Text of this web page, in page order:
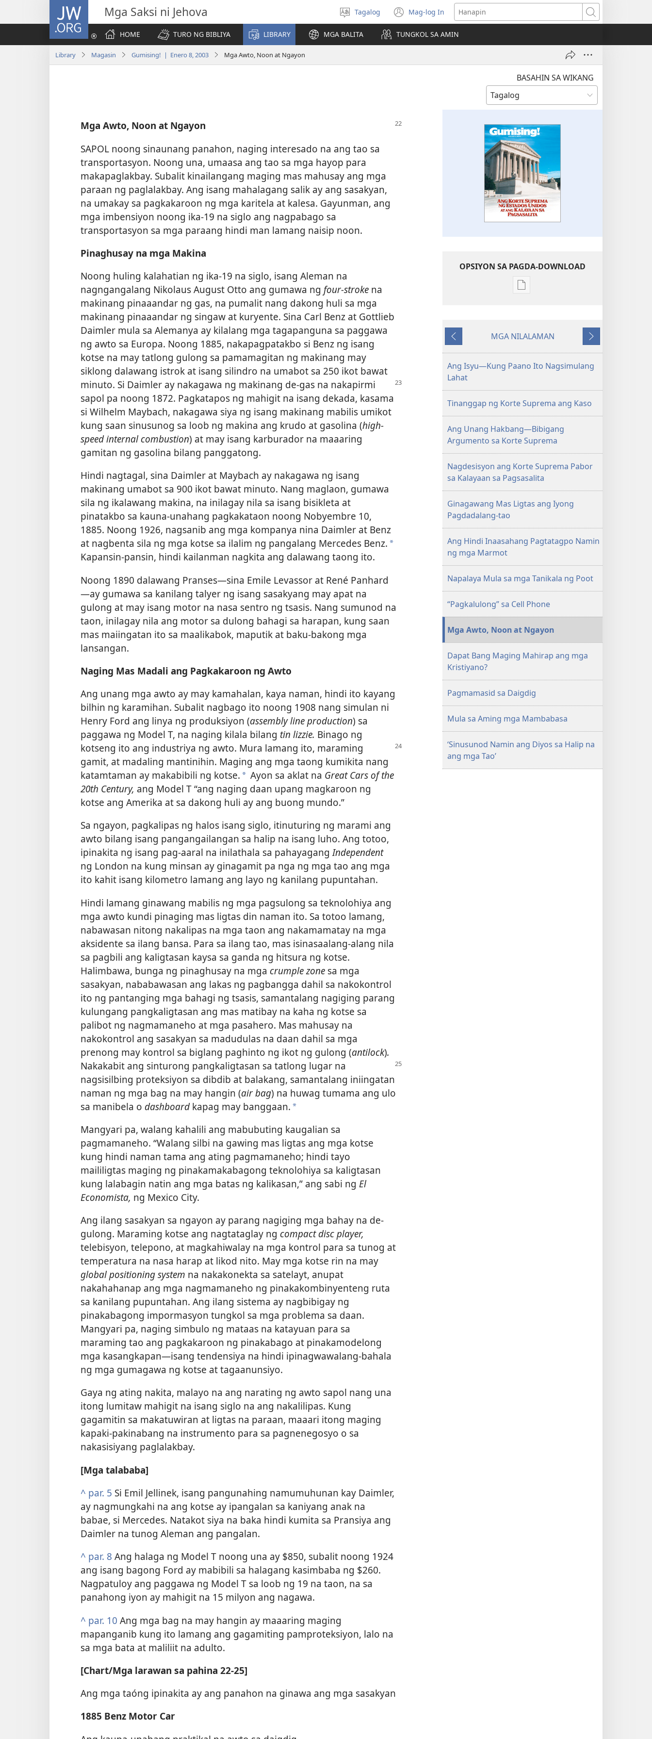
JW.ORG Mga Saksi ni Jehova
Pumili
ng
wika
Tagalog Mag-log In
(may
bubukas
na
bagong
Hanapin
HOME
TURO NG BIBLIYA LIBRARY MGA BALITA TUNGKOL SA AMIN
Library Magasin Gumising! | Enero 8, 2003 Mga Awto, Noon at Ngayon
BASAHIN SA WIKANG
Mga Awto, Noon at Ngayon
SAPOL noong sinaunang panahon, naging interesado na ang tao sa
transportasyon. Noong una, umaasa ang tao sa mga hayop para
makapaglakbay. Subalit kinailangang maging mas mahusay ang mga
paraan ng paglalakbay. Ang isang mahalagang salik ay ang sasakyan,
na umakay sa pagkakaroon ng mga karitela at kalesa. Gayunman, ang
mga imbensiyon noong ika-19 na siglo ang nagpabago sa
transportasyon sa mga paraang hindi man lamang naisip noon.
Pinaghusay na mga Makina
Noong huling kalahatian ng ika-19 na siglo, isang Aleman na
nagngangalang Nikolaus August Otto ang gumawa ng four-stroke na
makinang pinaaandar ng gas, na pumalit nang dakong huli sa mga
makinang pinaaandar ng singaw at kuryente. Sina Carl Benz at Gottlieb
Daimler mula sa Alemanya ay kilalang mga tagapanguna sa paggawa
ng awto sa Europa. Noong 1885, nakapagpatakbo si Benz ng isang
kotse na may tatlong gulong sa pamamagitan ng makinang may
siklong dalawang istrok at isang silindro na umabot sa 250 ikot bawat
minuto. Si Daimler ay nakagawa ng makinang de-gas na nakapirmi
sapol pa noong 1872. Pagkatapos ng mahigit na isang dekada, kasama
si Wilhelm Maybach, nakagawa siya ng isang makinang mabilis umikot
kung saan sinusunog sa loob ng makina ang krudo at gasolina (high-
speed internal combustion) at may isang karburador na maaaring
gamitan ng gasolina bilang panggatong.
Hindi nagtagal, sina Daimler at Maybach ay nakagawa ng isang
makinang umabot sa 900 ikot bawat minuto. Nang maglaon, gumawa
sila ng ikalawang makina, na inilagay nila sa isang bisikleta at
pinatakbo sa kauna-unahang pagkakataon noong Nobyembre 10,
1885. Noong 1926, nagsanib ang mga kompanya nina Daimler at Benz
at nagbenta sila ng mga kotse sa ilalim ng pangalang Mercedes Benz. *
Kapansin-pansin, hindi kailanman nagkita ang dalawang taong ito.
Noong 1890 dalawang Pranses​—sina Emile Levassor at René Panhard​
—ay gumawa sa kanilang talyer ng isang sasakyang may apat na
gulong at may isang motor na nasa sentro ng tsasis. Nang sumunod na
taon, inilagay nila ang motor sa dulong bahagi sa harapan, kung saan
mas maiingatan ito sa maalikabok, maputik at baku-bakong mga
lansangan.
Naging Mas Madali ang Pagkakaroon ng Awto
Ang unang mga awto ay may kamahalan, kaya naman, hindi ito kayang
bilhin ng karamihan. Subalit nagbago ito noong 1908 nang simulan ni
Henry Ford ang linya ng produksiyon (assembly line production) sa
paggawa ng Model T, na naging kilala bilang tin lizzie. Binago ng
kotseng ito ang industriya ng awto. Mura lamang ito, maraming
gamit, at madaling mantinihin. Maging ang mga taong kumikita nang
katamtaman ay makabibili ng kotse. * Ayon sa aklat na Great Cars of the
20th Century, ang Model T “ang naging daan upang magkaroon ng
kotse ang Amerika at sa dakong huli ay ang buong mundo.”
Sa ngayon, pagkalipas ng halos isang siglo, itinuturing ng marami ang
awto bilang isang pangangailangan sa halip na isang luho. Ang totoo,
ipinakita ng isang pag-aaral na inilathala sa pahayagangIndependent
ng London na kung minsan ay ginagamit pa nga ng mga tao ang mga
ito kahit isang kilometro lamang ang layo ng kanilang pupuntahan.
Hindi lamang ginawang mabilis ng mga pagsulong sa teknolohiya ang
mga awto kundi pinaging mas ligtas din naman ito. Sa totoo lamang,
nabawasan nitong nakalipas na mga taon ang nakamamatay na mga
aksidente sa ilang bansa. Para sa ilang tao, mas isinasaalang-alang nila
sa pagbili ang kaligtasan kaysa sa ganda ng hitsura ng kotse.
Halimbawa, bunga ng pinaghusay na mga crumple zone sa mga
sasakyan, nababawasan ang lakas ng pagbangga dahil sa nakokontrol
ito ng pantanging mga bahagi ng tsasis, samantalang nagiging parang
kulungang pangkaligtasan ang mas matibay na kaha ng kotse sa
palibot ng nagmamaneho at mga pasahero. Mas mahusay na
nakokontrol ang sasakyan sa madudulas na daan dahil sa mga
prenong may kontrol sa biglang paghinto ng ikot ng gulong (antilock).
Nakakabit ang sinturong pangkaligtasan sa tatlong lugar na
nagsisilbing proteksiyon sa dibdib at balakang, samantalang iniingatan
naman ng mga bag na may hangin (air bag) na huwag tumama ang ulo
sa manibela o dashboardkapag may banggaan. *
Mangyari pa, walang kahalili ang mabubuting kaugalian sa
pagmamaneho. “Walang silbi na gawing mas ligtas ang mga kotse
kung hindi naman tama ang ating pagmamaneho; hindi tayo
maililigtas maging ng pinakamakabagong teknolohiya sa kaligtasan
kung lalabagin natin ang mga batas ng kalikasan,” ang sabi ng El
Economista, ng Mexico City.
Ang ilang sasakyan sa ngayon ay parang nagiging mga bahay na de-
gulong. Maraming kotse ang nagtataglay ng compact disc player,
telebisyon, telepono, at magkahiwalay na mga kontrol para sa tunog at
temperatura na nasa harap at likod nito. May mga kotse rin na may
global positioning system na nakakonekta sa satelayt, anupat
nakahahanap ang mga nagmamaneho ng pinakakombinyenteng ruta
sa kanilang pupuntahan. Ang ilang sistema ay nagbibigay ng
pinakabagong impormasyon tungkol sa mga problema sa daan.
Mangyari pa, naging simbulo ng mataas na katayuan para sa
maraming tao ang pagkakaroon ng pinakabago at pinakamodelong
mga kasangkapan​—isang tendensiya na hindi ipinagwawalang-bahala
ng mga gumagawa ng kotse at tagaanunsiyo.
Gaya ng ating nakita, malayo na ang narating ng awto sapol nang una
itong lumitaw mahigit na isang siglo na ang nakalilipas. Kung
gagamitin sa makatuwiran at ligtas na paraan, maaari itong maging
kapaki-pakinabang na instrumento para sa pagnenegosyo o sa
nakasisiyang paglalakbay.
[Mga talababa]
^ par. 5 Si Emil Jellinek, isang pangunahing namumuhunan kay Daimler,
ay nagmungkahi na ang kotse ay ipangalan sa kaniyang anak na
babae, si Mercedes. Natakot siya na baka hindi kumita sa Pransiya ang
Daimler na tunog Aleman ang pangalan.
^ par. 8 Ang halaga ng Model T noong una ay $850, subalit noong 1924
ang isang bagong Ford ay mabibili sa halagang kasimbaba ng $260.
Nagpatuloy ang paggawa ng Model T sa loob ng 19 na taon, na sa
panahong iyon ay mahigit na 15 milyon ang nagawa.
^ par. 10 Ang mga bag na may hangin ay maaaring maging
mapanganib kung ito lamang ang gagamiting pamproteksiyon, lalo na
sa mga bata at maliliit na adulto.
[Chart/Mga larawan sa pahina 22-25]
Ang mga taóng ipinakita ay ang panahon na ginawa ang mga sasakyan
1885 Benz Motor Car
OPSIYON SA PAGDA-DOWNLOAD
Opsiyon
ng
MAGASIN
Enero 8,
Nauna
MGA NILALAMAN
Susunod
Ang Isyu—Kung Paano Ito Nagsimulang
Lahat
Tinanggap ng Korte Suprema ang Kaso
Ang Unang Hakbang—Bibigang
Argumento sa Korte Suprema
Nagdesisyon ang Korte Suprema Pabor
sa Kalayaan sa Pagsasalita
Ginagawang Mas Ligtas ang Iyong
Pagdadalang-tao
Ang Hindi Inaasahang Pagtatagpo Namin
ng mga Marmot
Napalaya Mula sa mga Tanikala ng Poot
“Pagkalulong” sa Cell Phone
Mga Awto, Noon at Ngayon
Dapat Bang Maging Mahirap ang mga
Kristiyano?
Pagmamasid sa Daigdig
Mula sa Aming mga Mambabasa
‘Sinusunod Namin ang Diyos sa Halip na
ang mga Tao’